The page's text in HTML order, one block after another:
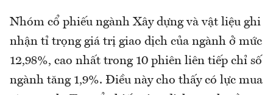
Nhóm cổ phiếu ngành Xây dựng và vật liệu ghi
nhận tỉ trọng giá trị giao dịch của ngành ở mức
12,98%, cao nhất trong 10 phiên liên tiếp chỉ số
ngành tăng 1,9%. Điều này cho thấy có lực mua